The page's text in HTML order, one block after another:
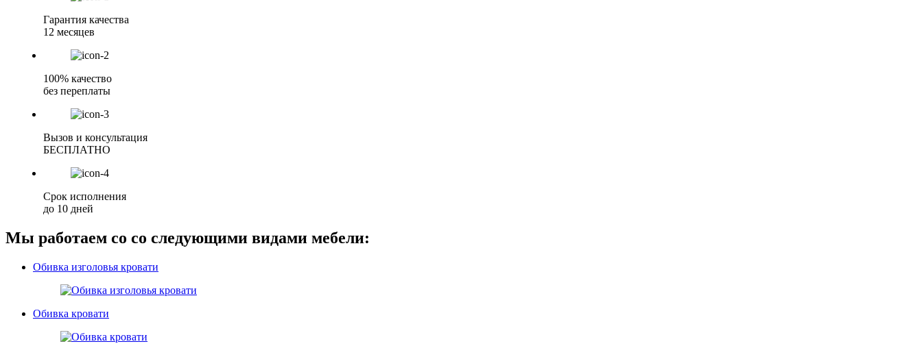
Гарантия качества
12 месяцев
100% качество
без переплаты
Вызов и консультация
БЕСПЛАТНО
Срок исполнения
до 10 дней
Мы работаем со со следующими видами мебели:
Обивка изголовья кровати
Обивка кровати